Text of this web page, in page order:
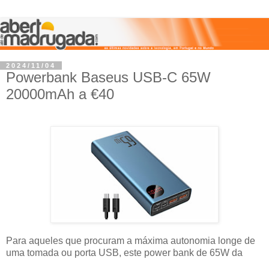
2024/11/04
Powerbank Baseus USB-C 65W
20000mAh a €40
Para aqueles que procuram a máxima autonomia longe de
uma tomada ou porta USB, este power bank de 65W da